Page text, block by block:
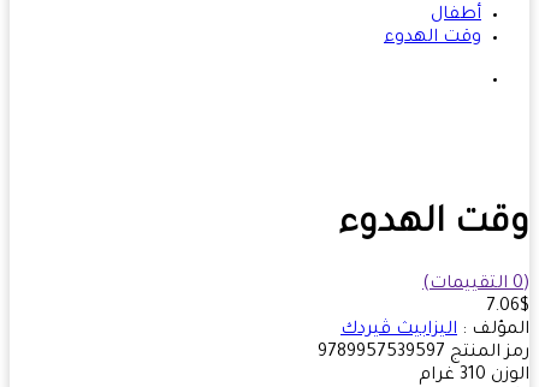
أطفال
وقت الهدوء
الهدوء
:اليزابيث ڤيردك
المنتج9789957539597
310 غرام